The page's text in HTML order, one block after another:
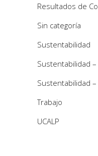
Resultados de
Sin categoría
Sustentabilidad
Sustentabilidad
Sustentabilidad
Trabajo
UCALP